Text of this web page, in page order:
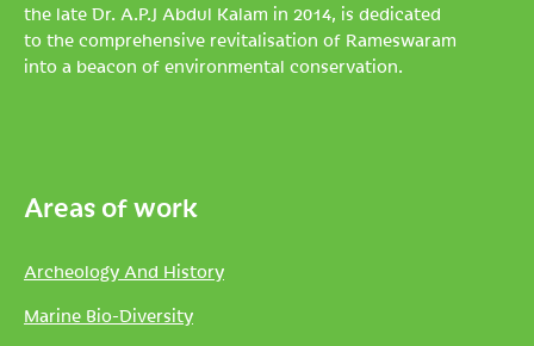
the late Dr. A.P.J Abdul Kalam in 2014, is dedicated
to the comprehensive revitalisation of Rameswaram
into a beacon of environmental conservation.
Areas of work
Archeology And History
Marine Bio-Diversity